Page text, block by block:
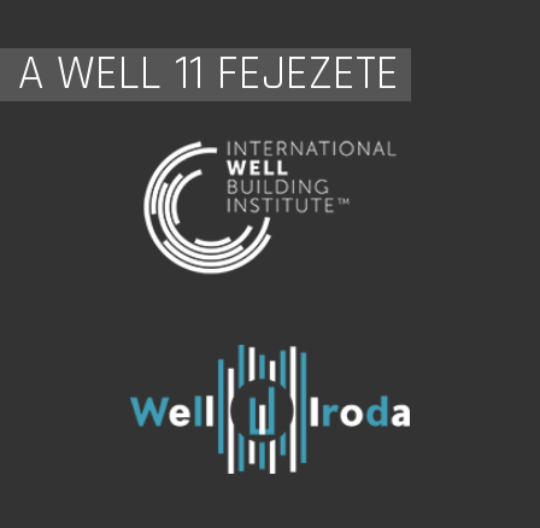
A WELL 11 FEJEZETE